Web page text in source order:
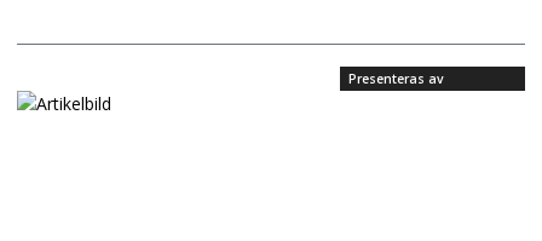
Presenteras av